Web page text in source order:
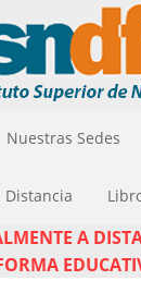
Nuestras Sedes
Distancia
A